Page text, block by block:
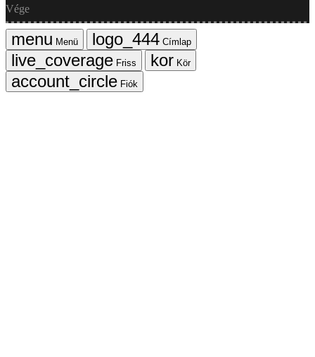
Vége
Menü
Címlap
Friss
Kör
Fiók